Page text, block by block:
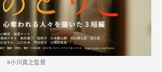
#小川貴之監督